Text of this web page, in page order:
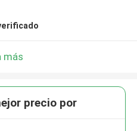
más
precio por